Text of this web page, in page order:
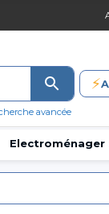
avancée
⚡
Electroménager